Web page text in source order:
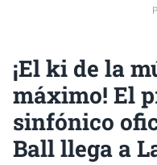
¡El ki de la
máximo! El
sinfónico
Ball llega a